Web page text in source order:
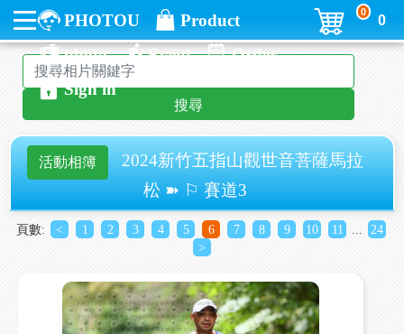
PHOTOU
Product
photo
Event
Order
Sign in
0
0
搜尋
活動相簿
2024新竹五指山觀世音菩薩馬拉
松 ➽ ⚐ 賽道3
頁數: < 1 2 3 4 5 6 7 8 9 10 11
24
>